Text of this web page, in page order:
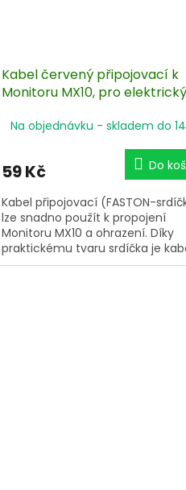
Kabel červený připojovací k
Monitoru MX10, pro elektrický
Na objednávku - skladem do
59 Kč Do
Kabel připojovací (FASTON-
lze snadno použít k propojení
Monitoru MX10 a ohrazení. Díky
praktickému tvaru srdíčka je
použitelný pro všechny druhy